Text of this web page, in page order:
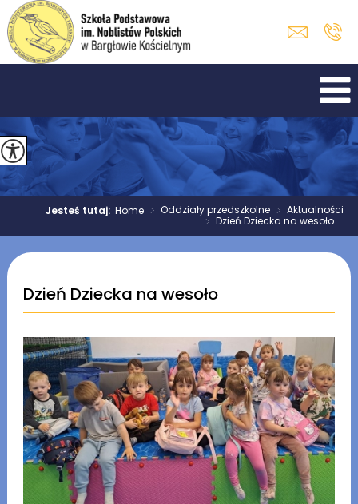
Jesteś tutaj:Home > Oddziały przedszkolne > Aktualności
> Dzień Dziecka na wesoło ...
Dzień Dziecka na wesoło